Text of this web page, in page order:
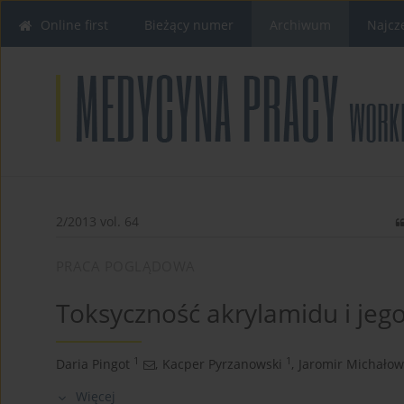
Online first Bieżący numer
2/2013 vol. 64
Toksyczność akrylamidu i
Daria Pingot 1 , Kacper Pyrzanowski 1 , Jaromir
Więcej